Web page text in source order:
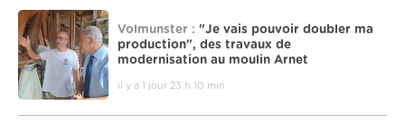
Volmunster : "Je vais pouvoir doubler ma
production", des travaux de
modernisation au moulin Arnet
il y a 1 jour 23 h 10 min